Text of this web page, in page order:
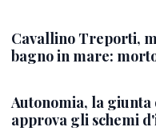
Cavallino Treporti,
bagno in mare:
Autonomia, la giunta
approva gli schemi